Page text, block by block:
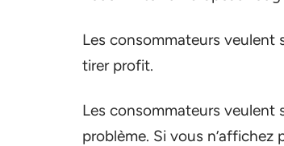
Les consommateurs veulent
tirer profit.
Les consommateurs veulent
problème. Si vous